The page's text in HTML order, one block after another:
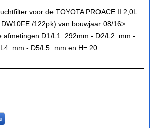
voor de TOYOTA PROACE II 2,0L
/122pk) van bouwjaar 08/16>
afmetingen D1/L1: 292mm - D2/L2: mm -
mm - D5/L5: mm en H= 20